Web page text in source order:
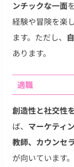
ンチックな一面
経験や冒険を楽
ます。ただし、
あります。
適職
創造性と社交性
ば、 マーケティ
教師、カウンセ
が向いています